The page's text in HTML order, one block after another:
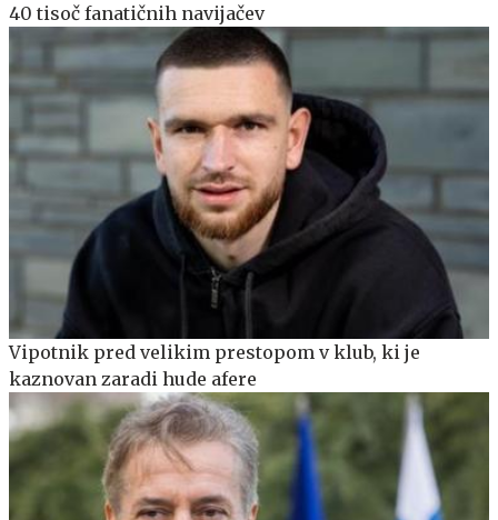
40 tisoč fanatičnih navijačev
Vipotnik pred velikim prestopom v klub, ki je
kaznovan zaradi hude afere